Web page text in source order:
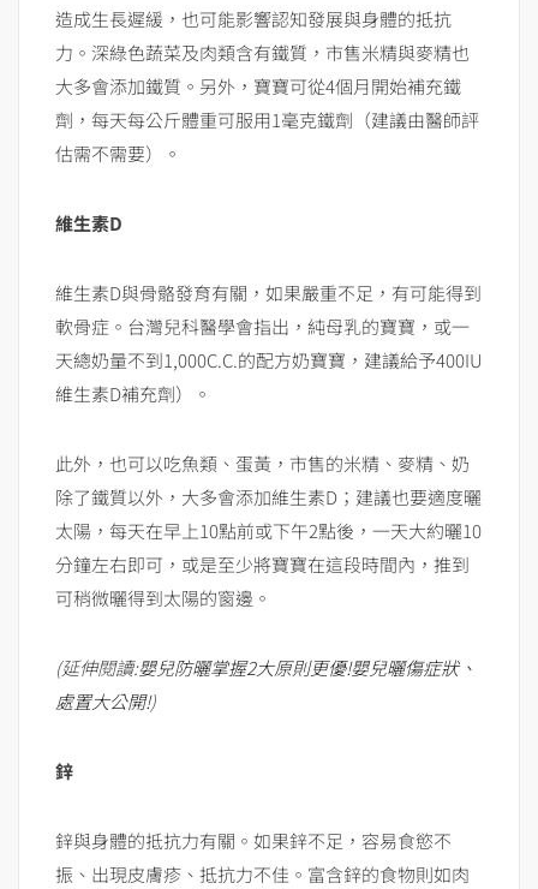
造成生長遲緩，也可能影響認知發展與身體的抵抗
力。深綠色蔬菜及肉類含有鐵質，市售米精與麥精也
大多會添加鐵質。另外，寶寶可從4個月開始補充鐵
劑，每天每公斤體重可服用1毫克鐵劑（建議由醫師評
估需不需要）。
維生素D
維生素D與骨骼發育有關，如果嚴重不足，有可能得到
軟骨症。台灣兒科醫學會指出，純母乳的寶寶，或一
天總奶量不到1,000C.C.的配方奶寶寶，建議給予400IU
維生素D補充劑）。
此外，也可以吃魚類、蛋黃，市售的米精、麥精、奶
除了鐵質以外，大多會添加維生素D；建議也要適度曬
太陽，每天在早上10點前或下午2點後，一天大約曬10
分鐘左右即可，或是至少將寶寶在這段時間內，推到
可稍微曬得到太陽的窗邊。
(延伸閱讀:嬰兒防曬掌握2大原則更優!嬰兒曬傷症狀、
處置大公開!)
鋅
鋅與身體的抵抗力有關。如果鋅不足，容易食慾不
振、出現皮膚疹、抵抗力不佳。富含鋅的食物則如肉